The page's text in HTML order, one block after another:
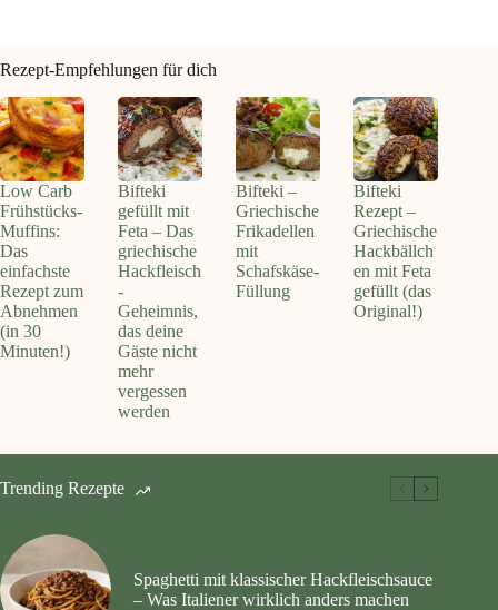
Rezept-Empfehlungen für dich
Low Carb
Frühstücks-
Muffins:
Das
einfachste
Rezept zum
Abnehmen
(in 30
Minuten!)
Bifteki
gefüllt mit
Feta – Das
griechische
Hackfleisch
-
Geheimnis,
das deine
Gäste nicht
mehr
vergessen
werden
Bifteki –
Griechische
Frikadellen
mit
Schafskäse-
Füllung
Bifteki
Rezept –
Griechische
Hackbällch
en mit Feta
gefüllt (das
Original!)
Trending Rezepte
Spaghetti mit klassischer Hackfleischsauce
– Was Italiener wirklich anders machen